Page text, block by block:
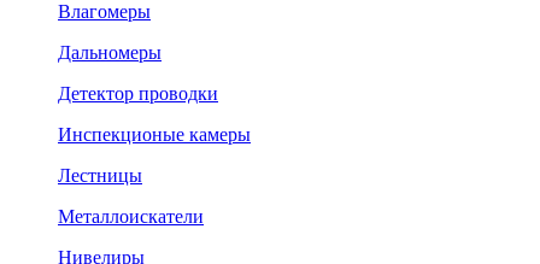
Влагомеры
Дальномеры
Детектор проводки
Инспекционые камеры
Лестницы
Металлоискатели
Нивелиры